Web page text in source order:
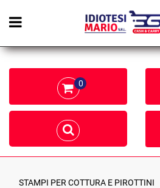
Open menu
0
STAMPI PER COTTURA E PIROTTINI